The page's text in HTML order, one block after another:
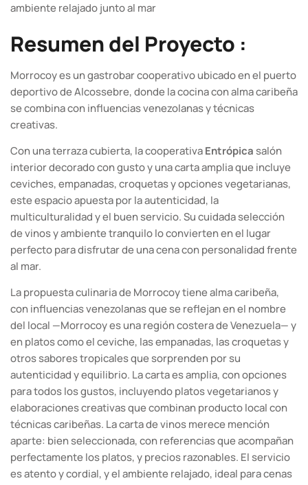
ambiente relajado junto al mar
Resumen del Proyecto :
Morrocoy es un gastrobar cooperativo ubicado en el puerto
deportivo de Alcossebre, donde la cocina con alma caribeña
se combina con influencias venezolanas y técnicas
creativas.
Con una terraza cubierta, la cooperativaEntrópica salón
interior decorado con gusto y una carta amplia que incluye
ceviches, empanadas, croquetas y opciones vegetarianas,
este espacio apuesta por la autenticidad, la
multiculturalidad y el buen servicio. Su cuidada selección
de vinos y ambiente tranquilo lo convierten en el lugar
perfecto para disfrutar de una cena con personalidad frente
al mar.
La propuesta culinaria de Morrocoy tiene alma caribeña,
con influencias venezolanas que se reflejan en el nombre
del local —Morrocoy es una región costera de Venezuela— y
en platos como el ceviche, las empanadas, las croquetas y
otros sabores tropicales que sorprenden por su
autenticidad y equilibrio. La carta es amplia, con opciones
para todos los gustos, incluyendo platos vegetarianos y
elaboraciones creativas que combinan producto local con
técnicas caribeñas. La carta de vinos merece mención
aparte: bien seleccionada, con referencias que acompañan
perfectamente los platos, y precios razonables. El servicio
es atento y cordial, y el ambiente relajado, ideal para cenas